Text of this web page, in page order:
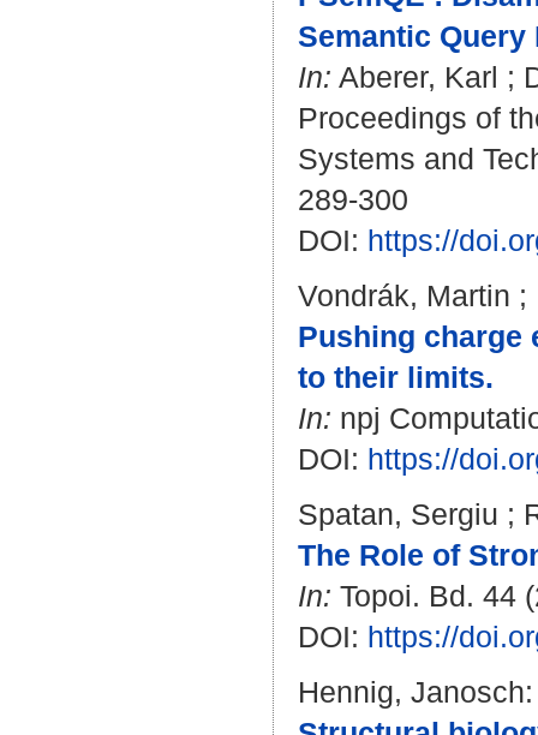
Semantic Query
In: Aberer, Karl ;
Proceedings of
Systems and
289-300
DOI: https://
Vondrák, Martin ;
Pushing charge
to their limits.
In: npj
DOI: https://
Spatan, Sergiu ;
The Role of
In: Topoi. Bd. 44
DOI: https://
Hennig, Janosch: